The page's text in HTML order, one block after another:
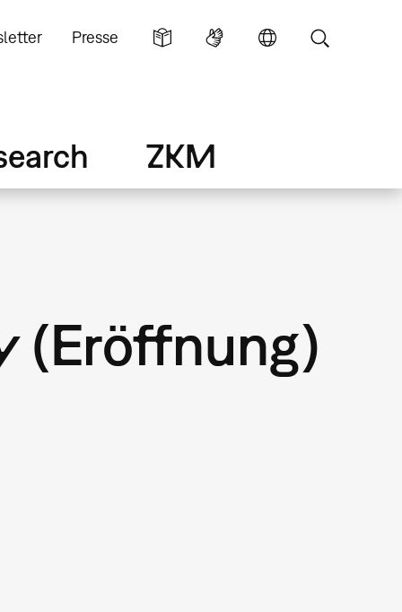
Presse
ZKM
(Eröffnung)